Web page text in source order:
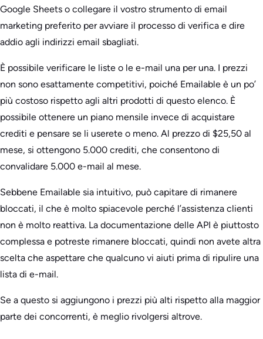
Google Sheets o collegare il vostro strumento di email
marketing preferito per avviare il processo di verifica e dire
addio agli indirizzi email sbagliati.
È possibile verificare le liste o le e-mail una per una. I prezzi
non sono esattamente competitivi, poiché Emailable è un po’
più costoso rispetto agli altri prodotti di questo elenco. È
possibile ottenere un piano mensile invece di acquistare
crediti e pensare se li userete o meno. Al prezzo di $25,50 al
mese, si ottengono 5.000 crediti, che consentono di
convalidare 5.000 e-mail al mese.
Sebbene Emailable sia intuitivo, può capitare di rimanere
bloccati, il che è molto spiacevole perché l’assistenza clienti
non è molto reattiva. La documentazione delle API è piuttosto
complessa e potreste rimanere bloccati, quindi non avete altra
scelta che aspettare che qualcuno vi aiuti prima di ripulire una
lista di e-mail.
Se a questo si aggiungono i prezzi più alti rispetto alla maggior
parte dei concorrenti, è meglio rivolgersi altrove.